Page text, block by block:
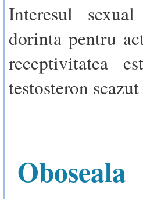
Interesul
dorinta pentru
receptivitatea
testosteron
Oboseala